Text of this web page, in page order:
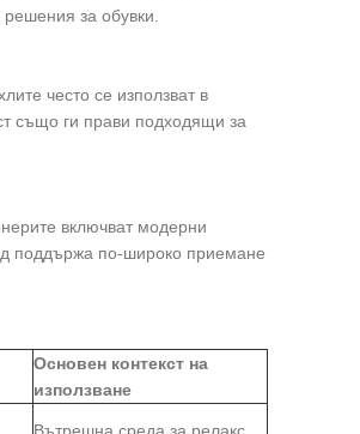
за обувки.
често се използват в
също ги прави подходящи за
включват модерни
поддържа по-широко приемане
Основен контекст на
използване